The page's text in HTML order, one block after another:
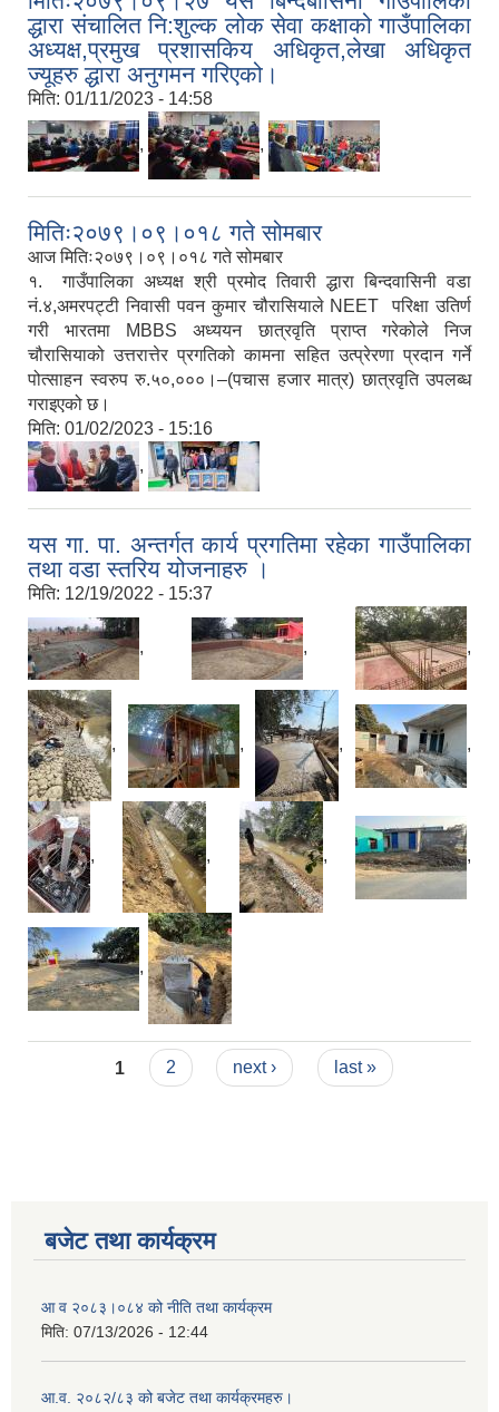
द्धारा संचालित नि:शुल्क लोक सेवा कक्षाको गाउँपालिका
अध्यक्ष,प्रमुख प्रशासकिय अधिकृत,लेखा अधिकृत
ज्यूहरु द्धारा अनुगमन गरिएको।
मिति: 01/11/2023 - 14:58
, ,
मितिः२०७९।०९।०१८ गते सोमबार
आज मितिः२०७९।०९।०१८ गते सोमबार
१. गाउँपालिका अध्यक्ष श्री प्रमोद तिवारी द्धारा बिन्दवासिनी वडा
नं.४,अमरपट्टी निवासी पवन कुमार चौरासियाले NEET परिक्षा उतिर्ण
गरी भारतमा MBBS अध्ययन छात्रवृति प्राप्त गरेकोले निज
चौरासियाको उत्तरात्तेर प्रगतिको कामना सहित उत्प्रेरणा प्रदान गर्ने
पोत्साहन स्वरुप रु.५०,०००।–(पचास हजार मात्र) छात्रवृति उपलब्ध
गराइएको छ।
मिति: 01/02/2023 - 15:16
,
यस गा. पा. अन्तर्गत कार्य प्रगतिमा रहेका गाउँपालिका
तथा वडा स्तरिय योजनाहरु ।
मिति: 12/19/2022 - 15:37
, , ,
, , , ,
, , , ,
,
Pages
1 2 next › last »
बजेट तथा कार्यक्रम
आ व २०८३।०८४ को नीति तथा कार्यक्रम
मिति: 07/13/2026 - 12:44
आ.व. २०८२/८३ को बजेट तथा कार्यक्रमहरु।